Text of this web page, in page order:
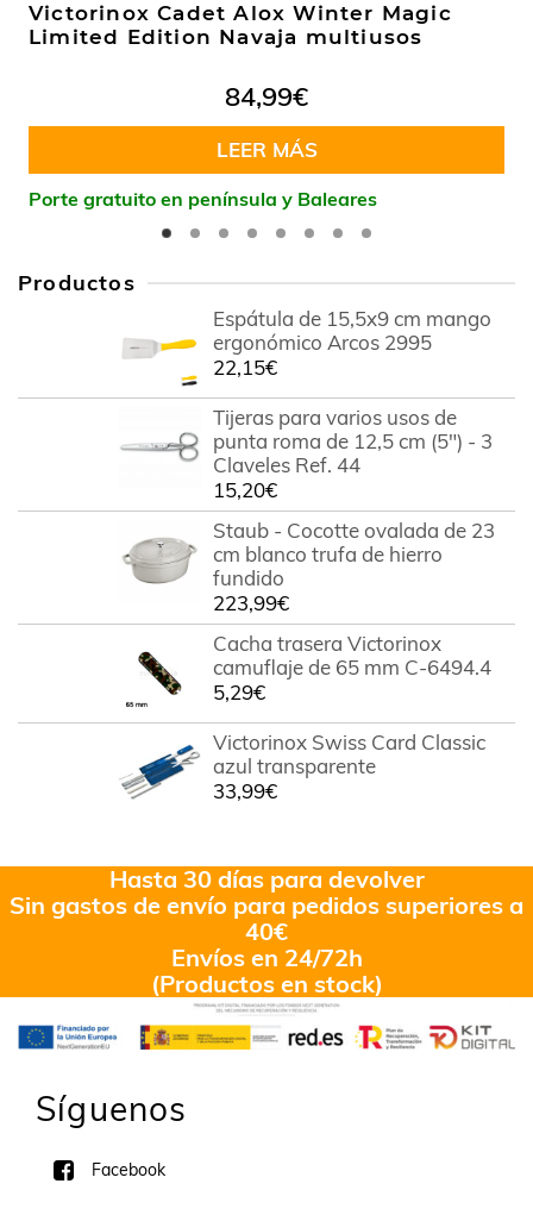
Victorinox Cadet Alox Winter Magic
Limited Edition Navaja multiusos
84,99€
LEER MÁS
Porte gratuito en península y Baleares
Productos
Espátula de 15,5x9 cm mango
ergonómico Arcos 2995
22,15€
Tijeras para varios usos de
punta roma de 12,5 cm (5") - 3
Claveles Ref. 44
15,20€
Staub - Cocotte ovalada de 23
cm blanco trufa de hierro
fundido
223,99€
Cacha trasera Victorinox
camuflaje de 65 mm C-6494.4
5,29€
Victorinox Swiss Card Classic
azul transparente
33,99€
Hasta 30 días para devolver
Sin gastos de envío para pedidos superiores a
40€
Envíos en 24/72h
(Productos en stock)
Síguenos
Facebook